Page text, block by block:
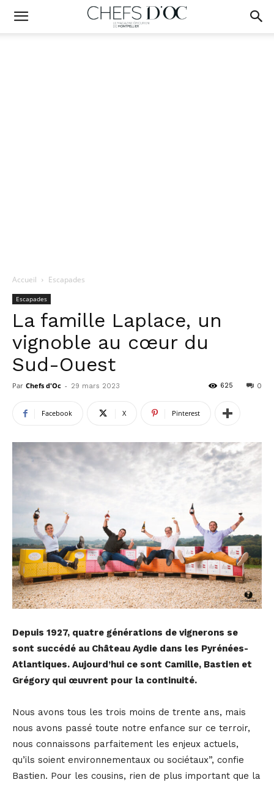
Accueil Escapades
Escapades
La famille Laplace, un
vignoble au cœur du
Sud-Ouest
Par Chefs d'Oc - 29 mars 2023 0
625
Facebook X Pinterest
Depuis 1927, quatre générations de vignerons se
sont succédé au Château Aydie dans les Pyrénées-
Atlantiques. Aujourd’hui ce sont Camille, Bastien et
Grégory qui œuvrent pour la continuité.
Nous avons tous les trois moins de trente ans, mais
nous avons passé toute notre enfance sur ce terroir,
nous connaissons parfaitement les enjeux actuels,
qu’ils soient environnementaux ou sociétaux”, confie
Bastien. Pour les cousins, rien de plus important que la